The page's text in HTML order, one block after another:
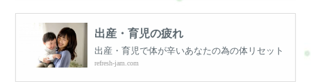
出産・育児の疲れ
出産・育児で体が辛いあなたの為の体リセット
refresh-jam.com